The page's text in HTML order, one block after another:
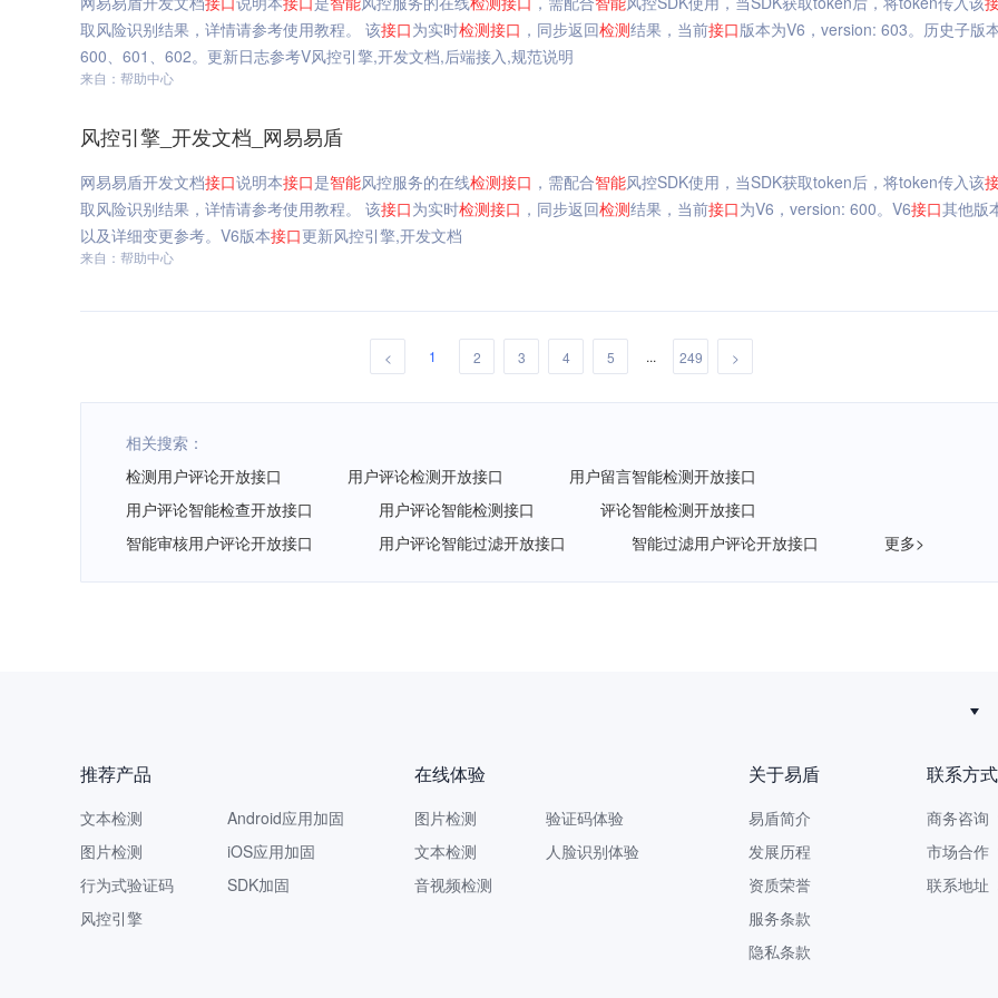
取风险识别结果，详情请参考使用教程。 该接口为实时检测接口 ，同步返回检测结果，当前接口版本为V6，version: 603。历史子版
600、601、602。更新日志参考V风控引擎,开发文档,后端接入,规范说明
来自：帮助中心
风控引擎_开发文档_网易易盾
网易易盾开发文档接口说明本接口是智能风控服务的在线检测接口 ，需配合智能风控SDK使用，当SDK获取token后，将token传入该
取风险识别结果，详情请参考使用教程。 该接口为实时检测接口 ，同步返回检测结果，当前接口为V6，version: 600。V6接口其他版
以及详细变更参考。V6版本接口更新风控引擎,开发文档
来自：帮助中心
< 1 2 3 4 5 ... 249 >
相关搜索：
检测用户评论开放接口
用户评论检测开放接口
用户留言智能检测开放接口
用户评论智能检查开放接口
用户评论智能检测接口
评论智能检测开放接口
智能审核用户评论开放接口
用户评论智能过滤开放接口 智能过滤用户评论开放接口 更多>
推荐产品
文本检测
图片检测
行为式验证码
风控引擎
Android应用加固
iOS应用加固
SDK加固
在线体验
图片检测
文本检测
音视频检测
验证码体验
人脸识别体验
关于易盾
易盾简介
发展历程
资质荣誉
服务条款
隐私条款
联系方式
商务咨询
市场合作
联系地址